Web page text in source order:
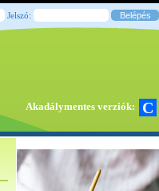
Akadálymentes verziók: C
Jelszó: